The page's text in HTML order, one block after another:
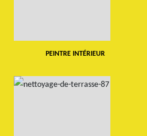
PEINTRE INTÉRIEUR